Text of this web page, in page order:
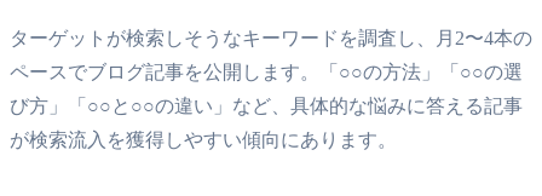
ターゲットが検索しそうなキーワードを調査し、月2〜4本の
ペースでブログ記事を公開します。「○○の方法」「○○の選
び方」「○○と○○の違い」など、具体的な悩みに答える記事
が検索流入を獲得しやすい傾向にあります。